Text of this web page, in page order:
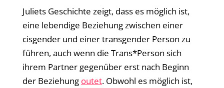
Juliets Geschichte zeigt, dass es möglich ist,
eine lebendige Beziehung zwischen einer
cisgender und einer transgender Person zu
führen, auch wenn die Trans*Person sich
ihrem Partner gegenüber erst nach Beginn
der Beziehung outet. Obwohl es möglich ist,